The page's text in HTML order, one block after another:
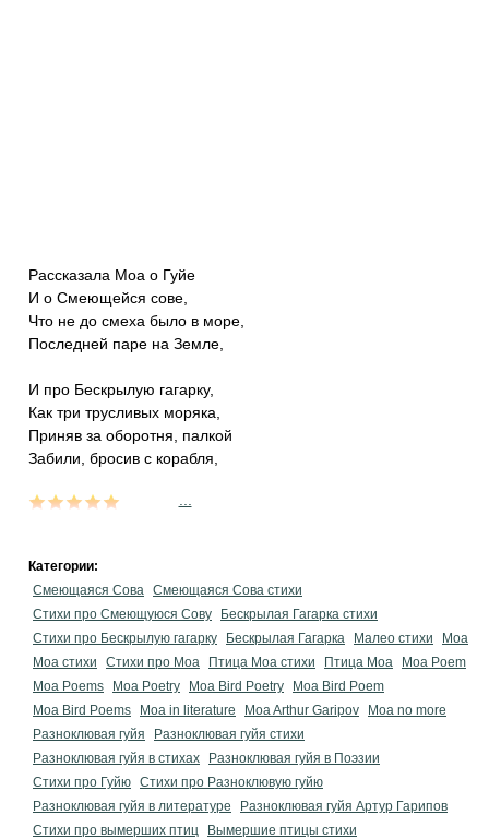
Рассказала Моа о Гуйе
И о Смеющейся сове,
Что не до смеха было в море,
Последней паре на Земле,
И про Бескрылую гагарку,
Как три трусливых моряка,
Приняв за оборотня, палкой
Забили, бросив с корабля,
Категории:
Смеющаяся Сова Смеющаяся Сова стихи
Стихи про Смеющуюся Сову
Бескрылая Гагарка стихи
Стихи про Бескрылую гагарку
Бескрылая Гагарка Малео стихи
Моа
Моа стихи
Стихи про Моа Птица Моа стихи Птица Моа
Moa Poem
Moa Poems
Moa Poetry Moa Bird Poetry
Moa Bird Poem
Moa Bird Poems
Moa in literature Moa Arthur Garipov
Moa no more
Разноклювая гуйя
Разноклювая гуйя стихи
Разноклювая гуйя в стихах
Разноклювая гуйя в Поэзии
Стихи про Гуйю Стихи про Разноклювую гуйю
Разноклювая гуйя в литературе
Разноклювая гуйя Артур Гарипов
Стихи про вымерших птиц
Вымершие птицы стихи